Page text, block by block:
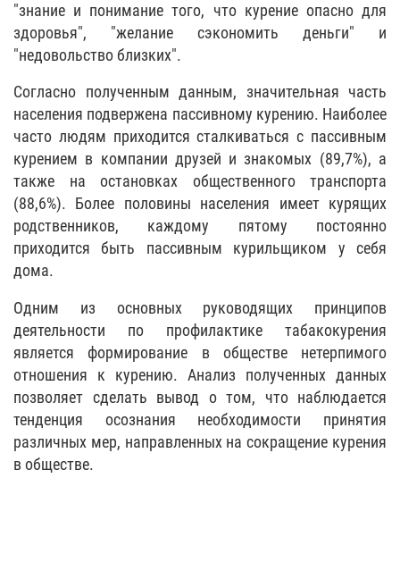
"знание и понимание того, что курение опасно для
здоровья", "желание сэкономить деньги" и
"недовольство близких".
Согласно полученным данным, значительная часть
населения подвержена пассивному курению. Наиболее
часто людям приходится сталкиваться с пассивным
курением в компании друзей и знакомых (89,7%), а
также на остановках общественного транспорта
(88,6%). Более половины населения имеет курящих
родственников, каждому пятому постоянно
приходится быть пассивным курильщиком у себя
дома.
Одним из основных руководящих принципов
деятельности по профилактике табакокурения
является формирование в обществе нетерпимого
отношения к курению. Анализ полученных данных
позволяет сделать вывод о том, что наблюдается
тенденция осознания необходимости принятия
различных мер, направленных на сокращение курения
в обществе.